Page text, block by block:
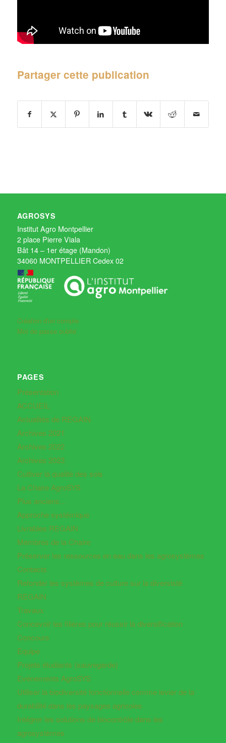
Partager cette publication
AGROSYS
Institut Agro Montpellier
2 place Pierre Viala
Bât 14 – 1er étage (Mandon)
34060 MONTPELLIER Cedex 02
Création d'un compte
Mot de passe oublié
PAGES
Présentation
ACCUEIL
Actualités de REGAIN
Archives 2021
Archives 2022
Archives 2023
Cultiver la qualité des sols
La Chaire AgroSYS
Plus anciens…
Approche systémique
Livrables REGAIN
Membres de la Chaire
Préserver les ressources en eau dans les agrosystèmes
Contacts
Refonder les systèmes de culture sur la diversisté
REGAIN
Travaux
Concevoir les filières pour réussir la diversification
Concours
Equipe
Projets étudiants (sauvegarde)
Evénements AgroSYS
Utiliser la biodiversité fonctionnelle comme levier de la
durabilité dans les paysages agricoles
Intégrer les solutions de biocontrôle dans les
agrosystèmes